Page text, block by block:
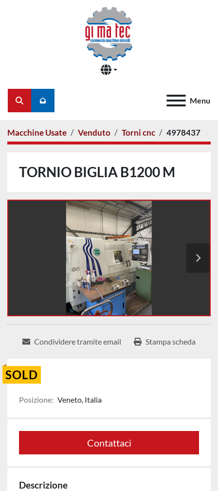
Menu
Cerca
Macchine Usate Venduto Torni cnc 4978437
TORNIO BIGLIA B1200 M
Condividere tramite email Stampa scheda
SOLD
Posizione: Veneto, Italia
Contattaci
Descrizione